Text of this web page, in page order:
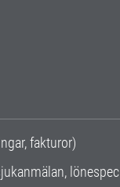
fakturor)